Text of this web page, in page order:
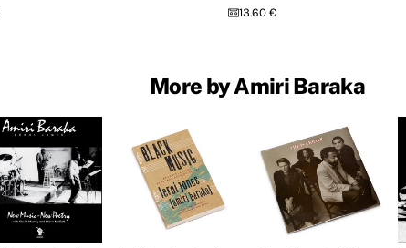
13.60 €
More by Amiri Baraka